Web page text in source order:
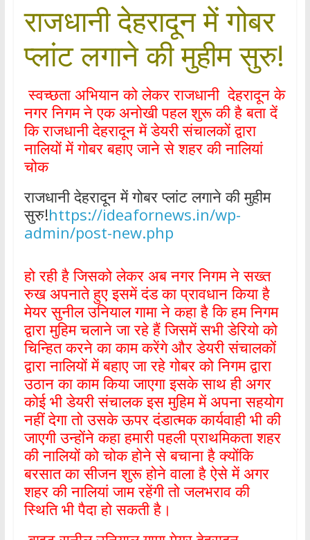
राजधानी देहरादून में गोबर
प्लांट लगाने की मुहीम सुरु!
स्वच्छता अभियान को लेकर राजधानी देहरादून के
नगर निगम ने एक अनोखी पहल शुरू की है बता दें
कि राजधानी देहरादून में डेयरी संचालकों द्वारा
नालियों में गोबर बहाए जाने से शहर की नालियां
चोक
राजधानी देहरादून में गोबर प्लांट लगाने की मुहीम
सुरु!https://ideafornews.in/wp-
admin/post-new.php
हो रही है जिसको लेकर अब नगर निगम ने सख्त
रुख अपनाते हुए इसमें दंड का प्रावधान किया है
मेयर सुनील उनियाल गामा ने कहा है कि हम निगम
द्वारा मुहिम चलाने जा रहे हैं जिसमें सभी डेरियो को
चिन्हित करने का काम करेंगे और डेयरी संचालकों
द्वारा नालियों में बहाए जा रहे गोबर को निगम द्वारा
उठान का काम किया जाएगा इसके साथ ही अगर
कोई भी डेयरी संचालक इस मुहिम में अपना सहयोग
नहीं देगा तो उसके ऊपर दंडात्मक कार्यवाही भी की
जाएगी उन्होंने कहा हमारी पहली प्राथमिकता शहर
की नालियों को चोक होने से बचाना है क्योंकि
बरसात का सीजन शुरू होने वाला है ऐसे में अगर
शहर की नालियां जाम रहेंगी तो जलभराव की
स्थिति भी पैदा हो सकती है।